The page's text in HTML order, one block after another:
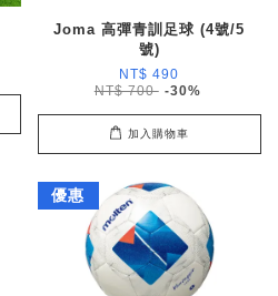
Joma 高彈青訓足球 (4號/5
號)
NT$ 490
NT$ 700 -30%
加入購物車
優惠